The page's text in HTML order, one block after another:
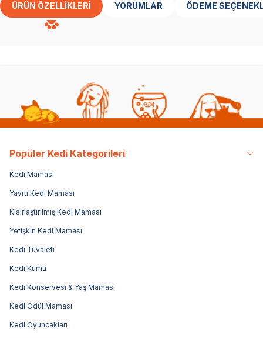
ÜRÜN ÖZELLIKLERI YORUMLAR ÖDEME
Popüler Kedi Kategorileri
Kedi Maması
Yavru Kedi Maması
Kısırlaştırılmış Kedi Maması
Yetişkin Kedi Maması
Kedi Tuvaleti
Kedi Kumu
Kedi Konservesi & Yaş Maması
Kedi Ödül Maması
Kedi Oyuncakları